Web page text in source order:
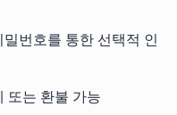
번호를 통한 선택적 인
또는 환불 가능